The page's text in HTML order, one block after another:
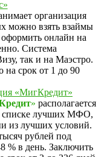
организация
можно взять взаймы
онлайн на
Система
так и на Маэстро.
срок от 1 до 90
» располагается
списке лучших МФО,
из лучших условий.
рублей под
% в день. Заключить